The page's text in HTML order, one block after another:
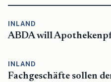
INLAND
ABDA will
INLAND
Fachgeschäfte sollen